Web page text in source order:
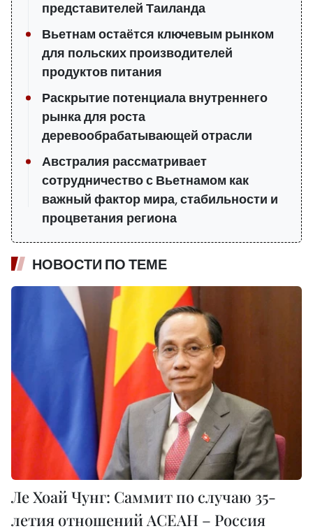
представителей Таиланда
Вьетнам остаётся ключевым рынком
для польских производителей
продуктов питания
Раскрытие потенциала внутреннего
рынка для роста
деревообрабатывающей отрасли
Австралия рассматривает
сотрудничество с Вьетнамом как
важный фактор мира, стабильности и
процветания региона
НОВОСТИ ПО ТЕМЕ
Ле Хоай Чунг: Саммит по случаю 35-
летия отношений АСЕАН – Россия